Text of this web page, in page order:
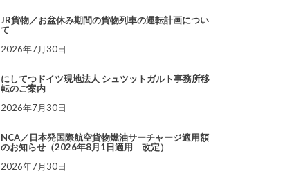
JR貨物／お盆休み期間の貨物列車の運転計画につい
て
2026年7月30日
にしてつドイツ現地法人 シュツットガルト事務所移
転のご案内
2026年7月30日
NCA／日本発国際航空貨物燃油サーチャージ適用額
のお知らせ（2026年8月1日適用 改定）
2026年7月30日